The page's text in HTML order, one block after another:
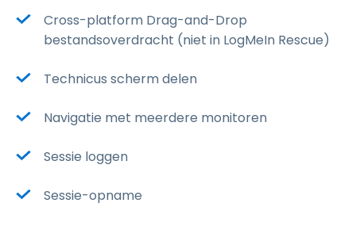
Cross-platform Drag-and-Drop
bestandsoverdracht (niet in LogMeIn Rescue)
Technicus scherm delen
Navigatie met meerdere monitoren
Sessie loggen
Sessie-opname